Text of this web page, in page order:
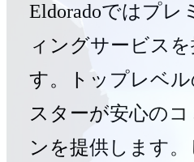
Eldoradoではプレ
ィングサービス
す。トップレベ
スターが安心の
ンを提供します